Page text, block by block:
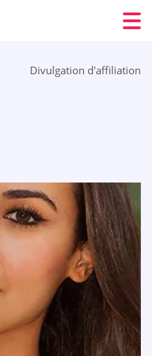
Divulgation d'affiliation